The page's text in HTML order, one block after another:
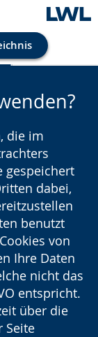
die im
gespeichert
dabei,
benutzt
von
Ihre Daten
nicht das
entspricht.
über die
Seite